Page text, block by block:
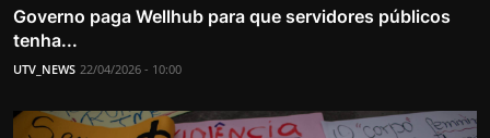
Governo paga Wellhub para que servidores públicos
tenha...
UTV_NEWS 22/04/2026 - 10:00